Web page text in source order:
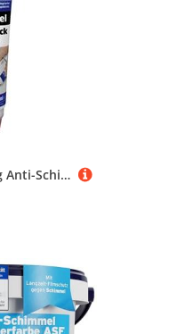
Stockfleck-Weg 250 g Anti-Schimmel & Nikotinsperre - Schimmel X